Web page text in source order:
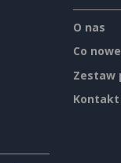
O nas
Co
Zestaw
Kontakt